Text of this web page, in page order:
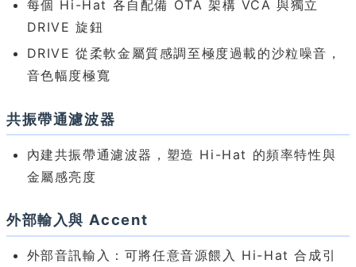
每個 Hi-Hat 各自配備 OTA 架構 VCA 與獨立
DRIVE 旋鈕
DRIVE 從柔軟金屬質感調至極度過載的沙粒噪音，
音色幅度極寬
共振帶通濾波器
內建共振帶通濾波器，塑造 Hi-Hat 的頻率特性與
金屬感亮度
外部輸入與 Accent
外部音訊輸入：可將任意音源餵入 Hi-Hat 合成引